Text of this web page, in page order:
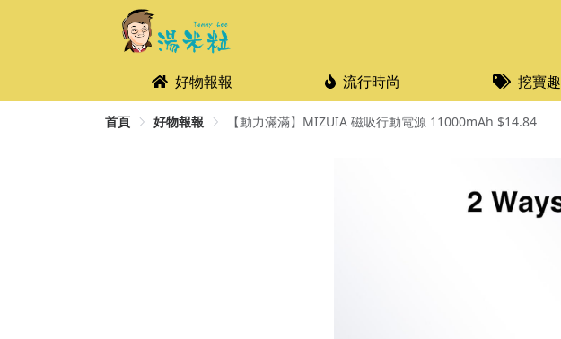
好物報報 流行時尚 挖寶趣
首頁 好物報報 【動力滿滿】MIZUIA 磁吸行動電源 11000mAh $14.84